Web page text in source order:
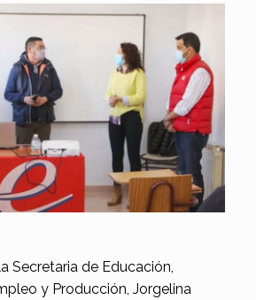
Secretaria de Educación,
y Producción, Jorgelina